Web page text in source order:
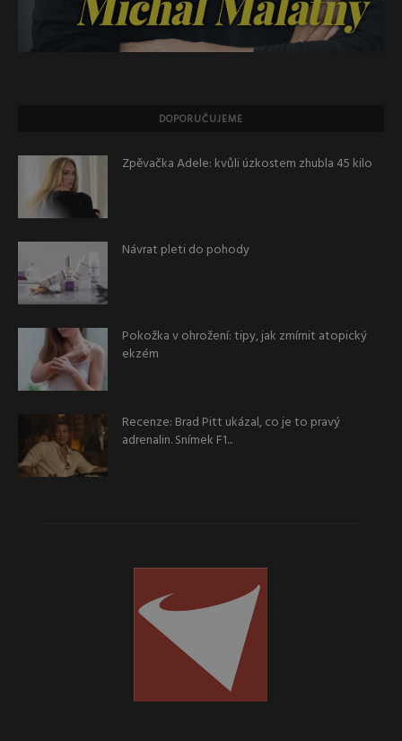
DOPORUČUJEME
Zpěvačka Adele: kvůli úzkostem zhubla 45 kilo
Návrat pleti do pohody
Pokožka v ohrožení: tipy, jak zmírnit atopický
ekzém
Recenze: Brad Pitt ukázal, co je to pravý
adrenalin. Snímek F1...